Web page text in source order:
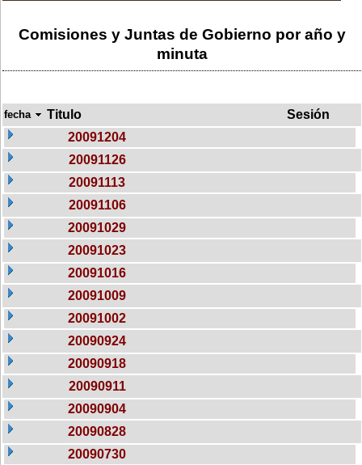
Comisiones y Juntas de Gobierno por año y
minuta
fecha Titulo
Sesión
20091204
20091126
20091113
20091106
20091029
20091023
20091016
20091009
20091002
20090924
20090918
20090911
20090904
20090828
20090730